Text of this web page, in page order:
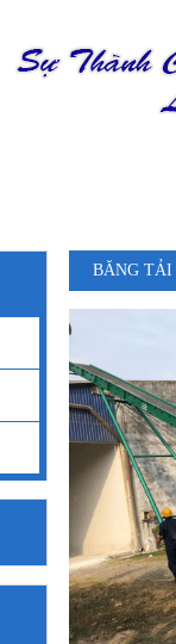
BĂNG TẢI